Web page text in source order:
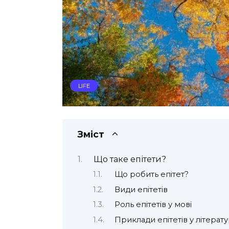
LIFE
Зміст
Що таке епітети?
Що робить епітет?
Види епітетів
Роль епітетів у мові
Приклади епітетів у